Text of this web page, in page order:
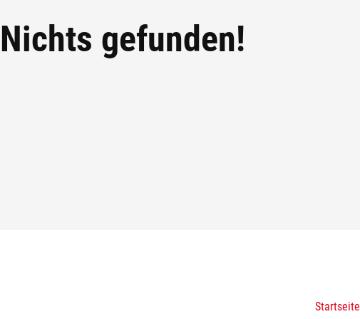
Nichts gefunden!
Startseite